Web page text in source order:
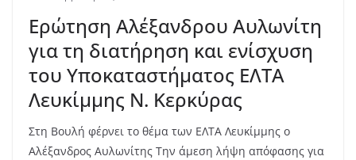
Ερώτηση Αλέξανδρου Αυλωνίτη
για τη διατήρηση και ενίσχυση
του Υποκαταστήματος ΕΛΤΑ
Λευκίμμης Ν. Κερκύρας
Στη Βουλή φέρνει το θέμα των ΕΛΤΑ Λευκίμμης ο
Αλέξανδρος Αυλωνίτης Την άμεση λήψη απόφασης για